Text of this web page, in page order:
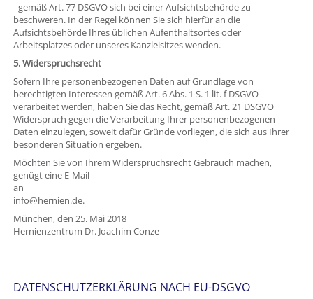
- gemäß Art. 77 DSGVO sich bei einer Aufsichtsbehörde zu
beschweren. In der Regel können Sie sich hierfür an die
Aufsichtsbehörde Ihres üblichen Aufenthaltsortes oder
Arbeitsplatzes oder unseres Kanzleisitzes wenden.
5. Widerspruchsrecht
Sofern Ihre personenbezogenen Daten auf Grundlage von
berechtigten Interessen gemäß Art. 6 Abs. 1 S. 1 lit. f DSGVO
verarbeitet werden, haben Sie das Recht, gemäß Art. 21 DSGVO
Widerspruch gegen die Verarbeitung Ihrer personenbezogenen
Daten einzulegen, soweit dafür Gründe vorliegen, die sich aus Ihrer
besonderen Situation ergeben.
Möchten Sie von Ihrem Widerspruchsrecht Gebrauch machen,
genügt eine E-Mail
an
info@hernien.de.
München, den 25. Mai 2018
Hernienzentrum Dr. Joachim Conze
DATENSCHUTZERKLÄRUNG NACH EU-DSGVO